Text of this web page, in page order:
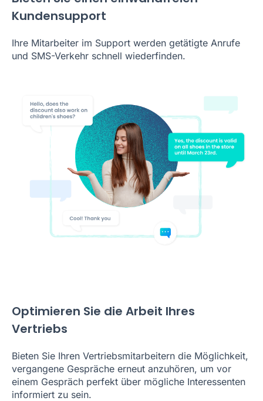
Kundensupport
Ihre Mitarbeiter im Support werden getätigte Anrufe
und SMS-Verkehr schnell wiederfinden.
Optimieren Sie die Arbeit Ihres
Vertriebs
Bieten Sie Ihren Vertriebsmitarbeitern die Möglichkeit,
vergangene Gespräche erneut anzuhören, um vor
einem Gespräch perfekt über mögliche Interessenten
informiert zu sein.